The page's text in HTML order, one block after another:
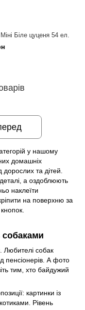
Біле цуценя 54 ел.
у нашому
домашніх
та дітей.
а оздоблюють
наклеїти
на поверхню за
собаками
Любителі собак
пенсіонерів. А фото
тим, хто байдужий
картинки із
Рівень